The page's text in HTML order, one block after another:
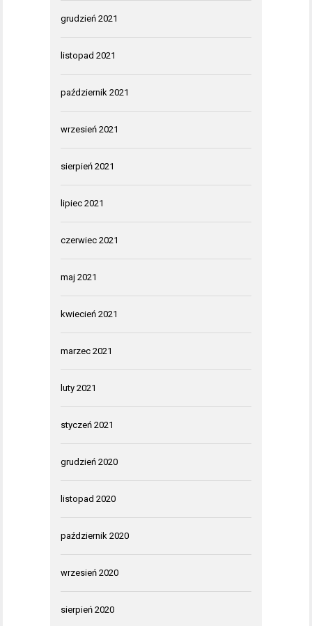
grudzień 2021
listopad 2021
październik 2021
wrzesień 2021
sierpień 2021
lipiec 2021
czerwiec 2021
maj 2021
kwiecień 2021
marzec 2021
luty 2021
styczeń 2021
grudzień 2020
listopad 2020
październik 2020
wrzesień 2020
sierpień 2020